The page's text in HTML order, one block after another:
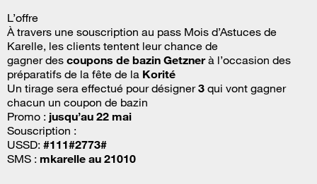
L’offre
À travers une souscription au pass Mois d’Astuces de
Karelle, les clients tentent leur chance de
gagner des coupons de bazin Getznerà l’occasion des
préparatifs de la fête de la Korité
Un tirage sera effectué pour désigner3 qui vont gagner
chacun un coupon de bazin
Promo : jusqu’au 22 mai
Souscription :
USSD: #111#2773#
SMS : mkarelle au 21010